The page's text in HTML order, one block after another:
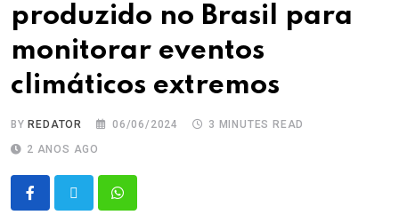
produzido no Brasil para
monitorar eventos
climáticos extremos
BY REDATOR 06/06/2024
3 MINUTES READ
2 ANOS AGO